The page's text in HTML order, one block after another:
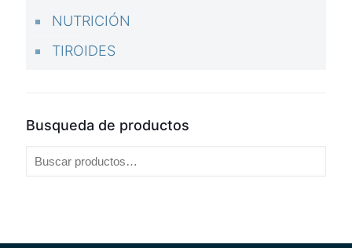
NUTRICIÓN
TIROIDES
Busqueda de productos